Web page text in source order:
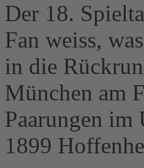
Der 18.
Fan weiss,
in die
München am
Paarungen
1899